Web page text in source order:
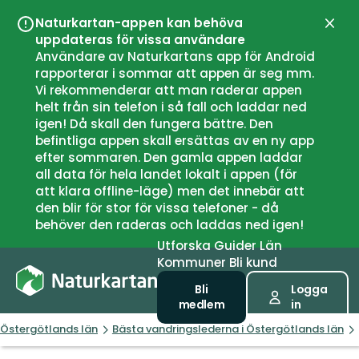
Naturkartan-appen kan behöva
uppdateras för vissa användare
Användare av Naturkartans app för Android
rapporterar i sommar att appen är seg mm.
Vi rekommenderar att man raderar appen
helt från sin telefon i så fall och laddar ned
igen! Då skall den fungera bättre. Den
befintliga appen skall ersättas av en ny app
efter sommaren. Den gamla appen laddar
all data för hela landet lokalt i appen (för
att klara offline-läge) men det innebär att
den blir för stor för vissa telefoner - då
behöver den raderas och laddas ned igen!
UtforskaGuiderLän
Kommuner Bli kund
Bli
medlem
Logga
in
Östergötlands län Bästa vandringslederna i Östergötlands län